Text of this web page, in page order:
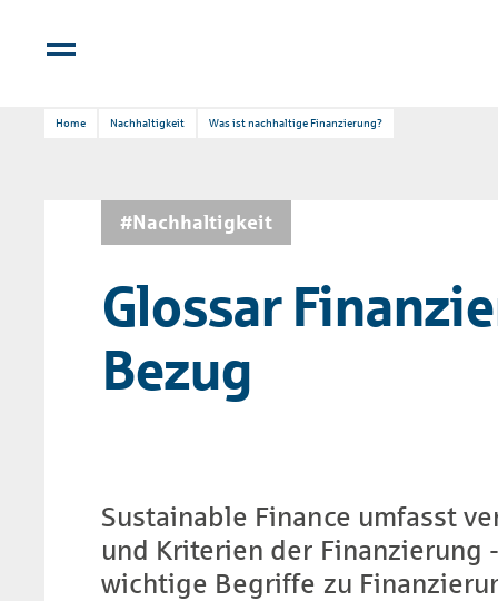
Home Nachhaltigkeit Was ist nachhaltige Finanzierung?
#Nachhaltigkeit
Glossar
Bezug
Sustainable Finance umfasst
und Kriterien der Finanzierung
wichtige Begriffe zu